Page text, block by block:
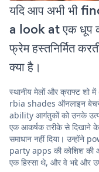
यदि आप अभी भी
a look at एक धूप
फ्रेम हस्तनिर्मित
क्या है।
स्थानीय मेलों और क्राफ्ट शो
rbia shades ऑनलाइन
ability आगंतुकों को उनके
एक आकर्षक तरीके से दिखाने
समाधान नहीं दिया।
party apps की कोशिश की
एक हिस्सा थे, और वे भद्दे और